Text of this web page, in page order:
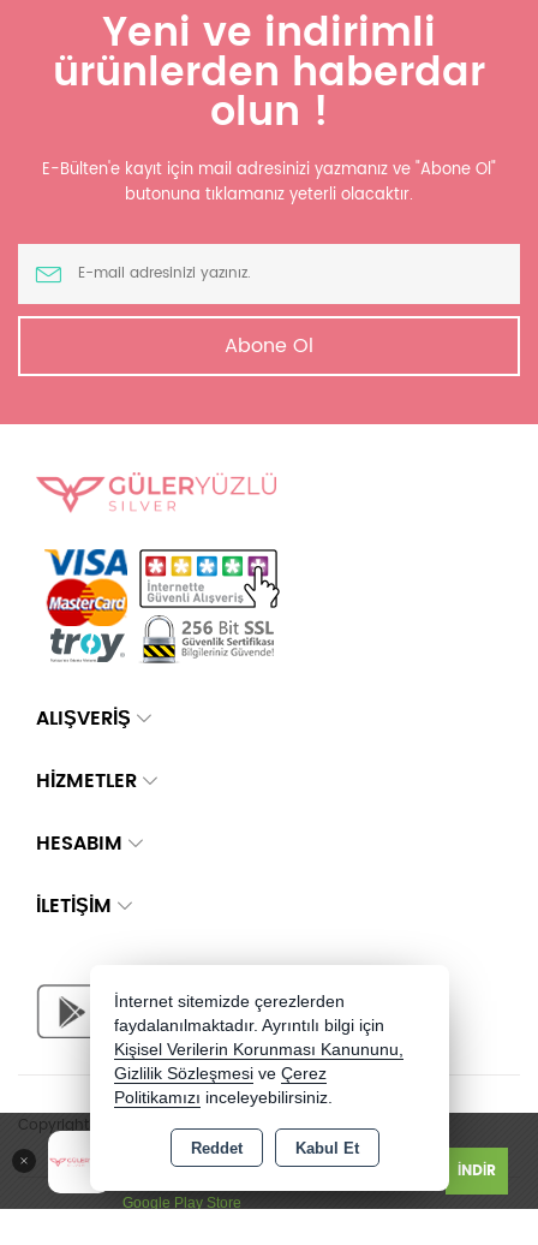
Güler Yüzlü Silver - Jewelry
Google Play Store
İNDİR
Yeni ve indirimli
ürünlerden haberdar
olun !
E-Bülten'e kayıt için mail adresinizi yazmanız ve "Abone Ol"
butonuna tıklamanız yeterli olacaktır.
Abone Ol
ALIŞVERİŞ
HİZMETLER
HESABIM
İLETIŞIM
Copyright 2026 guleryuzlusilver.com - Tüm hakları saklıdır.
İnternet sitemizde çerezlerden
faydalanılmaktadır. Ayrıntılı bilgi için
Kişisel Verilerin Korunması Kanununu,
Gizlilik Sözleşmesi ve Çerez
Politikamızı inceleyebilirsiniz.
Reddet Kabul Et